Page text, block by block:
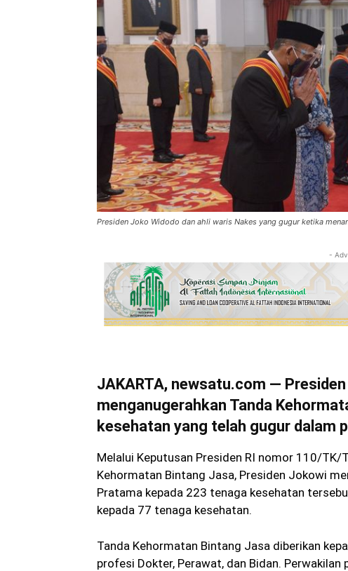
Presiden Joko Widodo dan ahli waris Nakes yang gugur ketika
-
JAKARTA, newsatu.com —
menganugerahkan Tanda
kesehatan yang telah gugur dalam
Melalui Keputusan Presiden RI nomor 110/TK/
Kehormatan Bintang Jasa, Presiden Jokowi
Pratama kepada 223 tenaga kesehatan
kepada 77 tenaga kesehatan.
Tanda Kehormatan Bintang Jasa diberikan
profesi Dokter, Perawat, dan Bidan.